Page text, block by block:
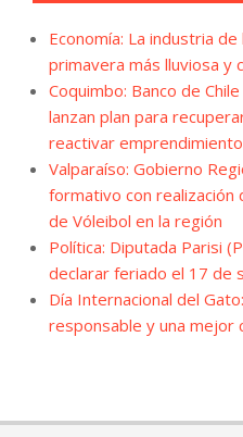
Economía: La industria
primavera más lluviosa y
Coquimbo: Banco de
lanzan plan para
reactivar
Valparaíso: Gobierno
formativo con realización
de Vóleibol en la región
Política: Diputada Parisi
declarar feriado el 17 de
Día Internacional del
responsable y una mejor